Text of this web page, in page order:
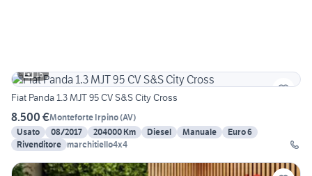
15
Fiat Panda 1.3 MJT 95 CV S&S City Cross
8.500 €Monteforte Irpino(AV)
Usato
08/2017 204000 Km Diesel Manuale
Euro 6
Rivenditore marchitiello4x4